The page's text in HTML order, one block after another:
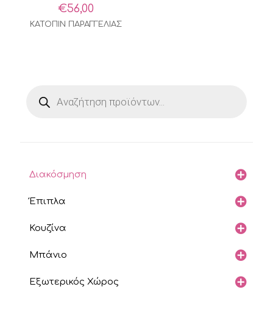
€56,00
ΚΑΤΟΠΙΝ ΠΑΡΑΓΓΕΛΙΑΣ
search
Διακόσμηση
Έπιπλα
Κουζίνα
Μπάνιο
Εξωτερικός Χώρος